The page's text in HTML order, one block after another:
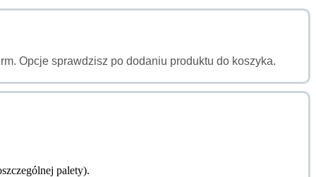
Opcje sprawdzisz po dodaniu produktu do koszyka.
palety).